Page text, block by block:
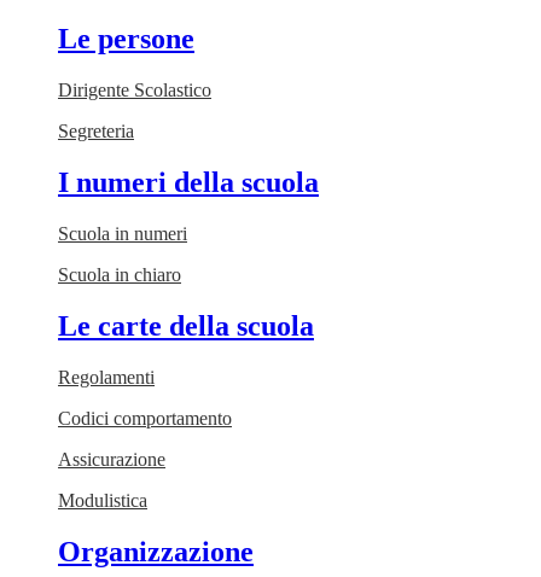
Le persone
Dirigente Scolastico
Segreteria
I numeri della scuola
Scuola in numeri
Scuola in chiaro
Le carte della scuola
Regolamenti
Codici comportamento
Assicurazione
Modulistica
Organizzazione